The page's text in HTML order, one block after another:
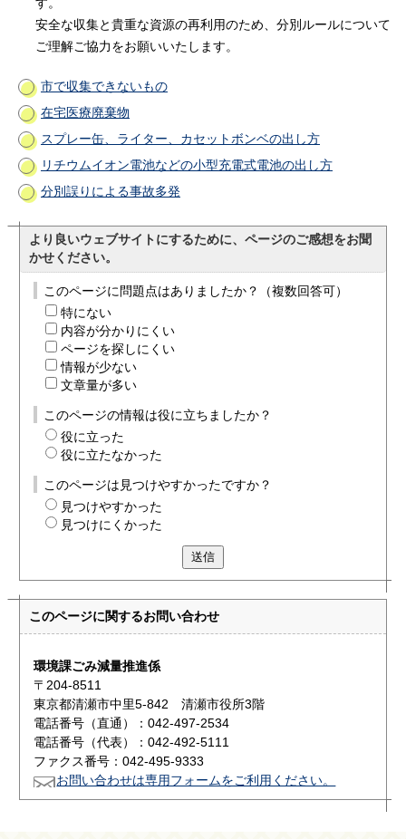
す。
安全な収集と貴重な資源の再利用のため、分別ルールについて
ご理解ご協力をお願いいたします。
市で収集できないもの
在宅医療廃棄物
スプレー缶、ライター、カセットボンベの出し方
リチウムイオン電池などの小型充電式電池の出し方
分別誤りによる事故多発
より良いウェブサイトにするために、ページのご感想をお聞
かせください。
このページに問題点はありましたか？（複数回答可）
特にない
内容が分かりにくい
ページを探しにくい
情報が少ない
文章量が多い
このページの情報は役に立ちましたか？
役に立った
役に立たなかった
このページは見つけやすかったですか？
見つけやすかった
見つけにくかった
送信
このページに関するお問い合わせ
環境課ごみ減量推進係
〒204-8511
東京都清瀬市中里5-842 清瀬市役所3階
電話番号（直通）：042-497-2534
電話番号（代表）：042-492-5111
ファクス番号：042-495-9333
お問い合わせは専用フォームをご利用ください。